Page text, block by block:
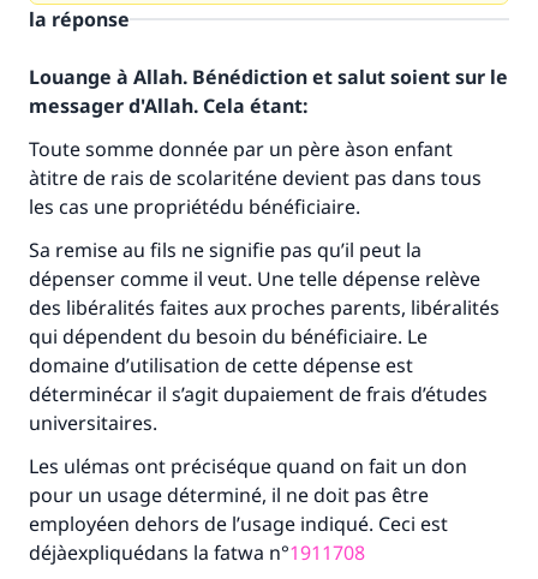
la réponse
Louange à Allah. Bénédiction et salut soient sur le
messager d'Allah. Cela étant:
Toute somme donnée par un père àson enfant
àtitre de rais de scolariténe devient pas dans tous
les cas une propriétédu bénéficiaire.
Sa remise au fils ne signifie pas qu’il peut la
dépenser comme il veut. Une telle dépense relève
des libéralités faites aux proches parents, libéralités
qui dépendent du besoin du bénéficiaire. Le
domaine d’utilisation de cette dépense est
déterminécar il s’agit dupaiement de frais d’études
universitaires.
Les ulémas ont préciséque quand on fait un don
pour un usage déterminé, il ne doit pas être
employéen dehors de l’usage indiqué. Ceci est
déjàexpliquédans la fatwa n°1911708
Faites une différence dans la vie de
millions de personnes grâce à votre
contribution
Aidez nous à apporter des réponses.